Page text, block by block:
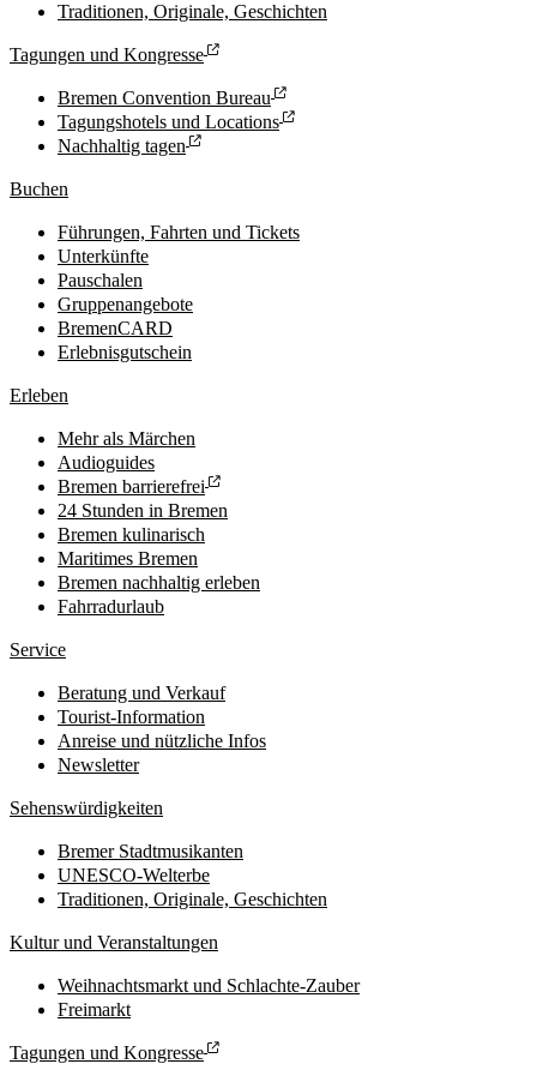
Traditionen, Originale, Geschichten
Tagungen und Kongresse
Bremen Convention Bureau
Tagungshotels und Locations
Nachhaltig tagen
Buchen
Führungen, Fahrten und Tickets
Unterkünfte
Pauschalen
Gruppenangebote
BremenCARD
Erlebnisgutschein
Erleben
Mehr als Märchen
Audioguides
Bremen barrierefrei
24 Stunden in Bremen
Bremen kulinarisch
Maritimes Bremen
Bremen nachhaltig erleben
Fahrradurlaub
Service
Beratung und Verkauf
Tourist-Information
Anreise und nützliche Infos
Newsletter
Sehenswürdigkeiten
Bremer Stadtmusikanten
UNESCO-Welterbe
Traditionen, Originale, Geschichten
Kultur und Veranstaltungen
Weihnachtsmarkt und Schlachte-Zauber
Freimarkt
Tagungen und Kongresse